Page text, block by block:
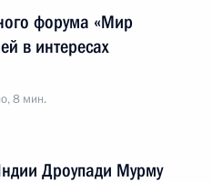
форума «Мир
в интересах
8 мин.
Дроупади Мурму